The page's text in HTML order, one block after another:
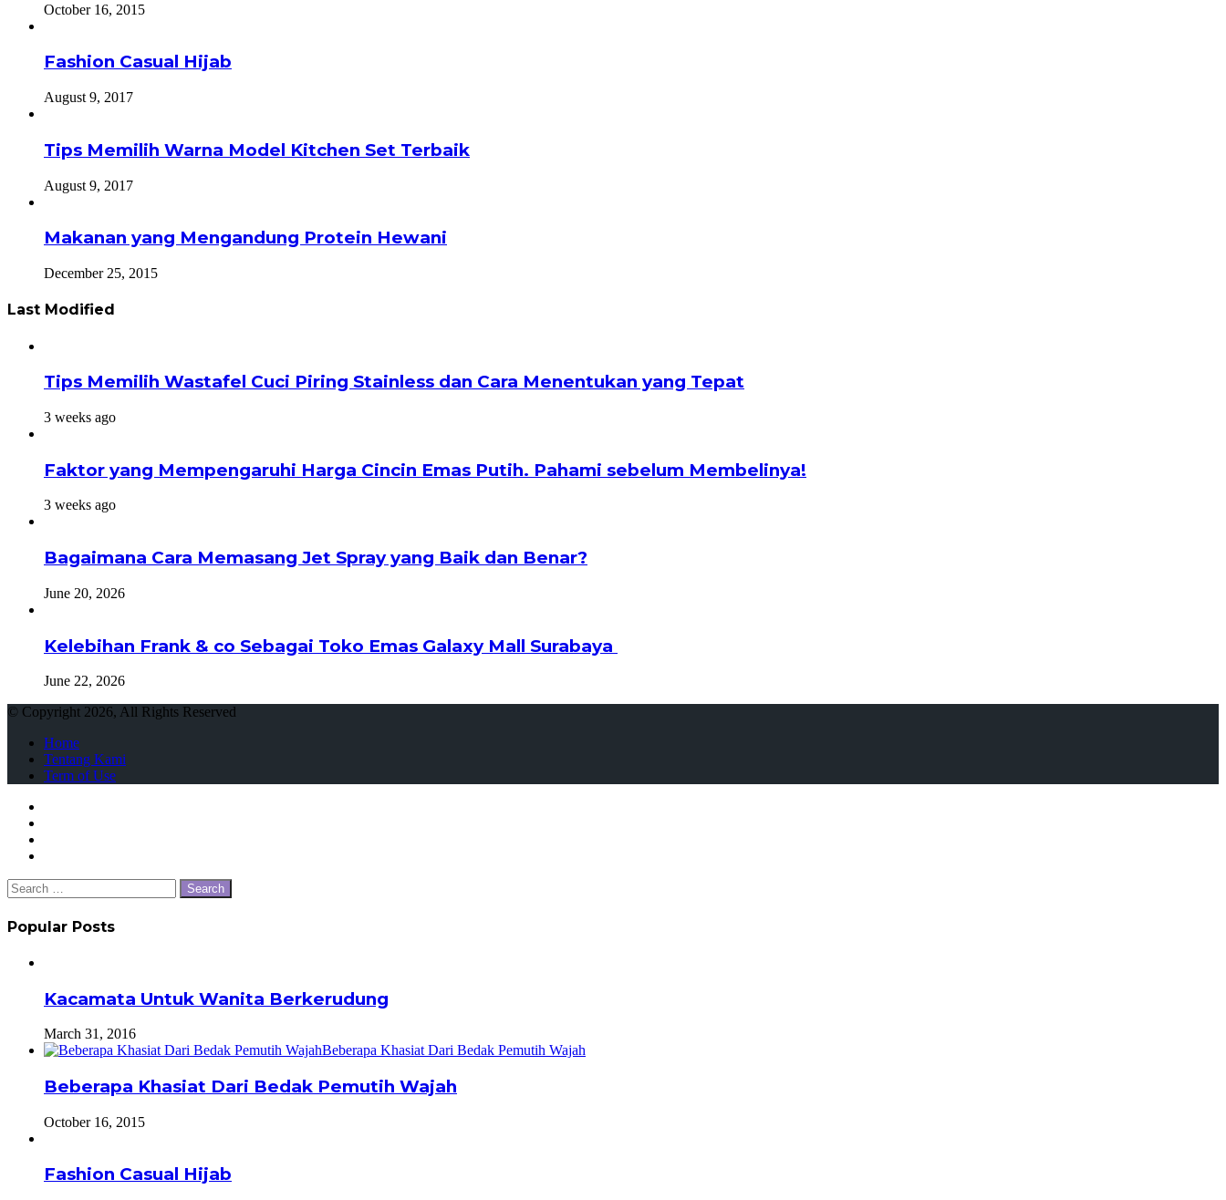
October 16, 2015
Fashion Casual Hijab
August 9, 2017
Tips Memilih Warna Model Kitchen Set Terbaik
August 9, 2017
Makanan yang Mengandung Protein Hewani
December 25, 2015
Last Modified
Tips Memilih Wastafel Cuci Piring Stainless dan Cara Menentukan yang Tepat
3 weeks ago
Faktor yang Mempengaruhi Harga Cincin Emas Putih. Pahami sebelum Membelinya!
3 weeks ago
Bagaimana Cara Memasang Jet Spray yang Baik dan Benar?
June 20, 2026
Kelebihan Frank & co Sebagai Toko Emas Galaxy Mall Surabaya
June 22, 2026
© Copyright 2026, All Rights Reserved
Home
Tentang Kami
Term of Use
Close
Search
for:
Popular Posts
Kacamata Untuk Wanita Berkerudung
March 31, 2016
Beberapa Khasiat Dari Bedak Pemutih Wajah
October 16, 2015
Fashion Casual Hijab